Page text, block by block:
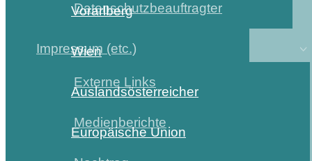
Datenschutzbeauftragter
Impressum (etc.)
Externe Links
Medienberichte
Vorarlberg
Wien
Auslandsösterreicher
Europäische Union